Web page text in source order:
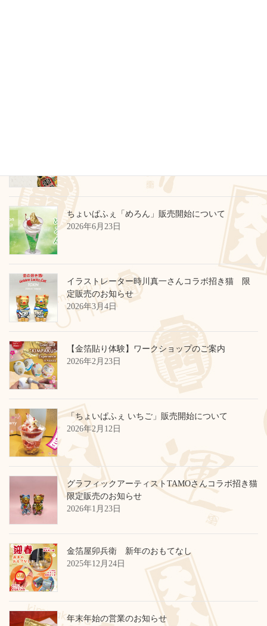
ちょいぱふぇ「めろん」販売開始について
2026年6月23日
イラストレーター時川真一さんコラボ招き猫 限
定販売のお知らせ
2026年3月4日
【金箔貼り体験】ワークショップのご案内
2026年2月23日
「ちょいぱふぇ いちご」販売開始について
2026年2月12日
グラフィックアーティストTAMOさんコラボ招き猫
限定販売のお知らせ
2026年1月23日
金箔屋卯兵衛 新年のおもてなし
2025年12月24日
年末年始の営業のお知らせ